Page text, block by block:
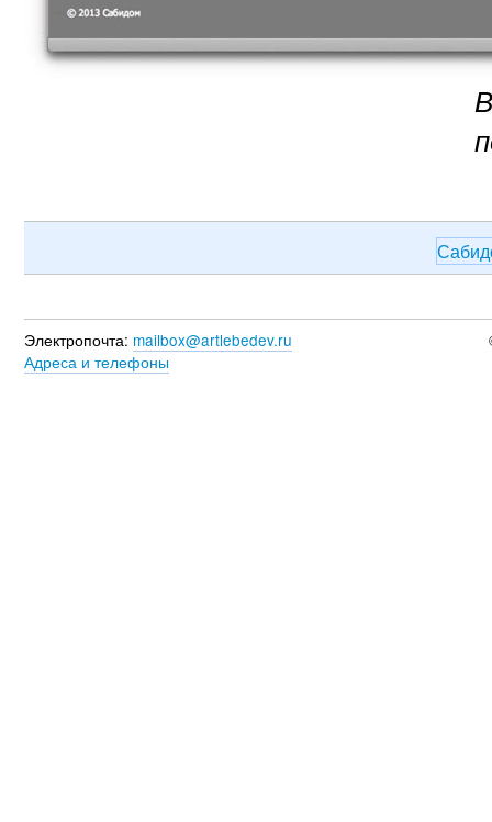
Электропочта: mailbox@artlebedev.ru
Адреса и телефоны